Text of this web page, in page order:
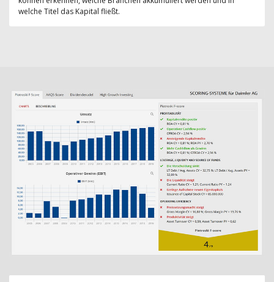
welche Titel das Kapital fließt.